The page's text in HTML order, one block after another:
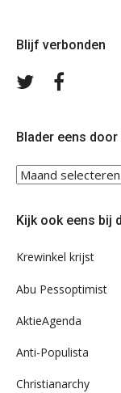
Blijf verbonden
Volg
Blader eens
Blader
ons
Kijk ook eens bij
Krewinkel krijst
Abu Pessoptimist
AktieAgenda
Anti-Populista
Christianarchy